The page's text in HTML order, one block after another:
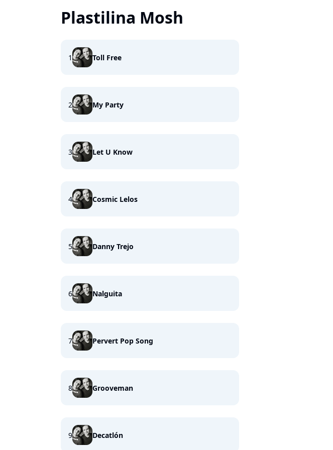
Plastilina Mosh
1 Toll Free
2 My Party
3 Let U Know
4 Cosmic Lelos
5 Danny Trejo
6 Nalguita
7 Pervert Pop Song
8 Grooveman
9 Decatlón